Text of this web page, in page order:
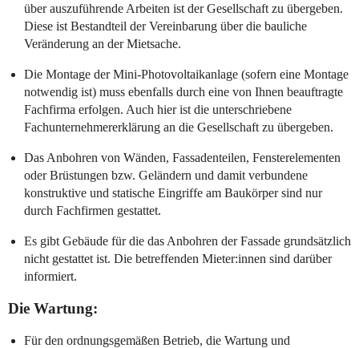
über auszuführende Arbeiten ist der Gesellschaft zu übergeben.
Diese ist Bestandteil der Vereinbarung über die bauliche
Veränderung an der Mietsache.
Die Montage der Mini-Photovoltaikanlage (sofern eine Montage
notwendig ist) muss ebenfalls durch eine von Ihnen beauftragte
Fachfirma erfolgen. Auch hier ist die unterschriebene
Fachunternehmererklärung an die Gesellschaft zu übergeben.
Das Anbohren von Wänden, Fassadenteilen, Fensterelementen
oder Brüstungen bzw. Geländern und damit verbundene
konstruktive und statische Eingriffe am Baukörper sind nur
durch Fachfirmen gestattet.
Es gibt Gebäude für die das Anbohren der Fassade grundsätzlich
nicht gestattet ist. Die betreffenden Mieter:innen sind darüber
informiert.
Die Wartung:
Für den ordnungsgemäßen Betrieb, die Wartung und